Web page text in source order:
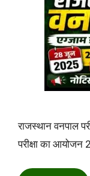
राजस्थान वनपाल
परीक्षा का